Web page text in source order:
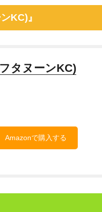
KC)』
タヌーンKC)
Amazonで購入する